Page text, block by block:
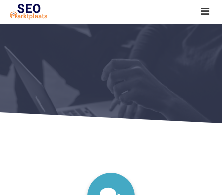
SEO tools reviews
Marketeer bij jou in de buurt?
Offerte
1. Seo voor beginners +
2. Onderzoeken +